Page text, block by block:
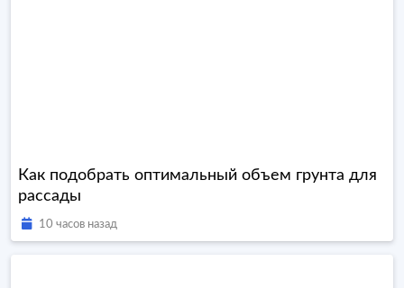
Как подобрать оптимальный объем грунта для
рассады
10 часов назад